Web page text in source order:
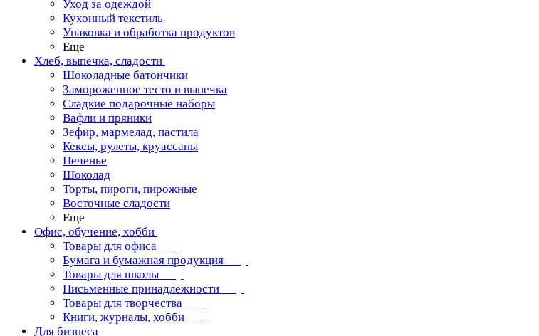
Уход за одеждой
Кухонный текстиль
Упаковка и обработка продуктов
Еще
Хлеб, выпечка, сладости
Шоколадные батончики
Замороженное тесто и выпечка
Сладкие подарочные наборы
Вафли и пряники
Зефир, мармелад, пастила
Кексы, рулеты, круассаны
Печенье
Шоколад
Торты, пироги, пирожные
Восточные сладости
Еще
Офис, обучение, хобби
Товары для офиса
Бумага и бумажная продукция
Товары для школы
Письменные принадлежности
Товары для творчества
Книги, журналы, хобби
Для бизнеса